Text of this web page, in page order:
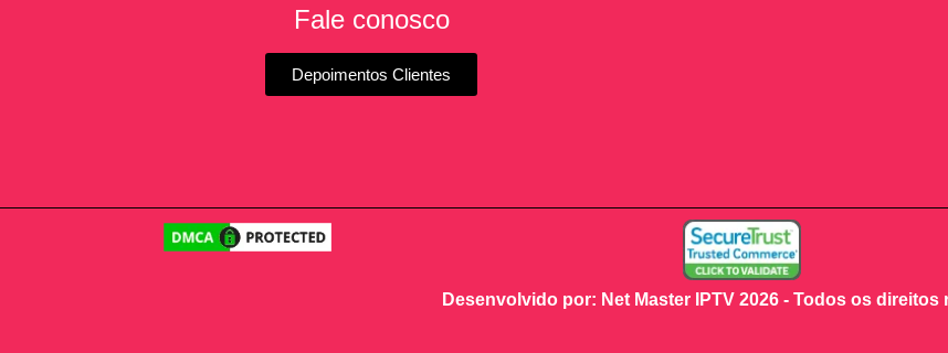
Fale conosco
Depoimentos Clientes
Desenvolvido por: Net Master IPTV 2026 - Todos os direitos